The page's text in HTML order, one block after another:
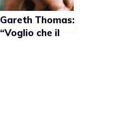
Gareth Thomas:
“Voglio che il